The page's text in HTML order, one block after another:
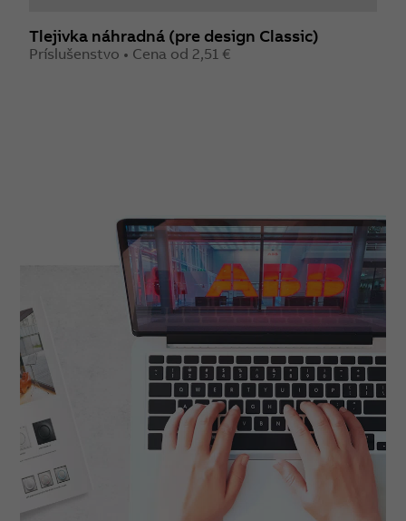
Tlejivka náhradná (pre design Classic)
Príslušenstvo • Cena od 2,51 €